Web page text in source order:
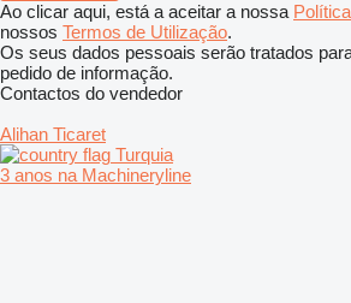
Ao clicar aqui, está a aceitar a nossa
nossos Termos de Utilização.
Os seus dados pessoais serão tratados
pedido de informação.
Contactos do vendedor
Alihan Ticaret
Turquia
3 anos na Machineryline